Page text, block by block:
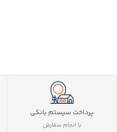
پرداخت سیستم بانکی
با انجام سفارش